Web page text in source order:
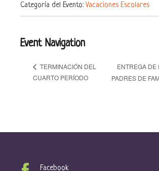
Categoría del Evento: Vacaciones Escolares
Event Navigation
TERMINACIÓN DEL
CUARTO PERÍODO
ENTREGA DE
PADRES DE
Facebook